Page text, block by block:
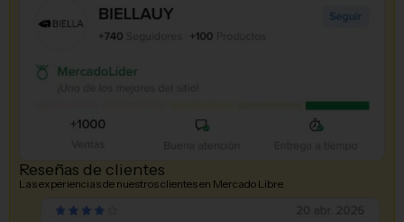
Reseñas de clientes
Las experiencias de nuestros clientes en Mercado Libre.